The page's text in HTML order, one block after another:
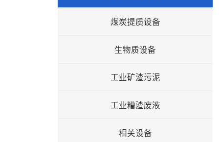
煤炭提质设备
生物质设备
工业矿渣污泥
工业糟渣废液
相关设备